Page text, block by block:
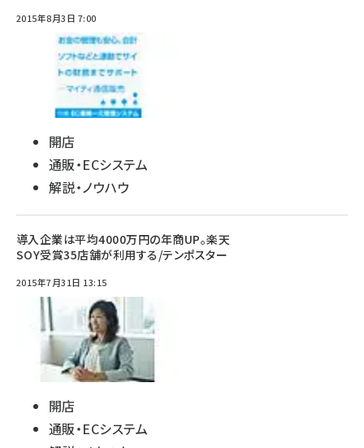
2015年8月3日 7:00
開店
通販・ECシステム
解説・ノウハウ
導入企業は平均4000万円の年商UP。楽天
SOY受賞35店舗が利用する/テンポスター
2015年7月31日 13:15
開店
通販・ECシステム